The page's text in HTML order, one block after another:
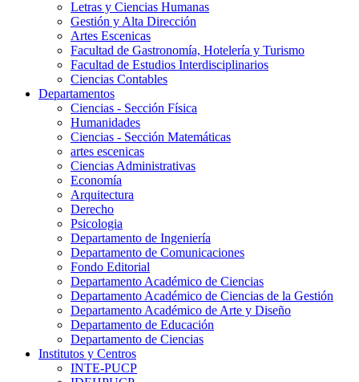
Letras y Ciencias Humanas
Gestión y Alta Dirección
Artes Escenicas
Facultad de Gastronomía, Hotelería y Turismo
Facultad de Estudios Interdisciplinarios
Ciencias Contables
Departamentos
Ciencias - Sección Física
Humanidades
Ciencias - Sección Matemáticas
artes escenicas
Ciencias Administrativas
Economía
Arquitectura
Derecho
Psicologia
Departamento de Ingeniería
Departamento de Comunicaciones
Fondo Editorial
Departamento Académico de Ciencias
Departamento Académico de Ciencias de la Gestión
Departamento Académico de Arte y Diseño
Departamento de Educación
Departamento de Ciencias
Institutos y Centros
INTE-PUCP